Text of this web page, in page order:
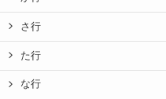
さ行
た行
な行